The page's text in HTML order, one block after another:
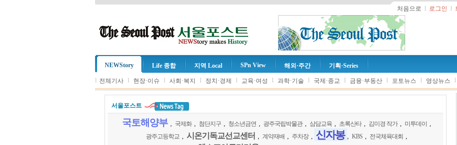
처음으로 l 로그인 l
NEWStory Life 종합 지역 Local SPn View 해외·주간 기획·Series
l 전체기사 l 현장·이슈 l 사회·복지 l 정치·경제 l 교육·여성 l 과학·기술 l 국제·종교 l 금융·부동산 l 포토뉴스 l 영상뉴스 l
서울포스트
국토해양부 국제화 첨단지구 청소년금연 광주국립박물관 삼담교육 초록산타 김미경 작가 미투데이
광주고등학교
시온기독교선교센터 계약재배 주차장 신자봉 KBS 전국체육대회